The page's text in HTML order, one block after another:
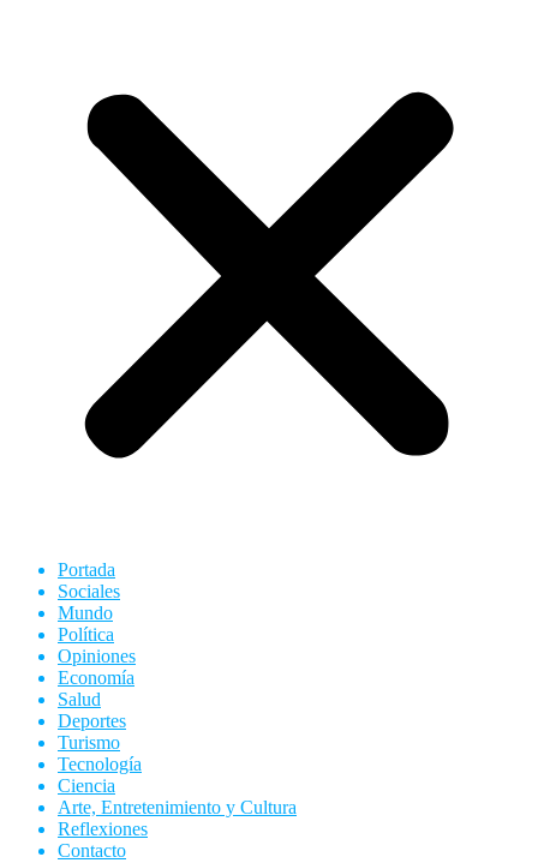
Portada
Sociales
Mundo
Política
Opiniones
Economía
Salud
Deportes
Turismo
Tecnología
Ciencia
Arte, Entretenimiento y Cultura
Reflexiones
Contacto